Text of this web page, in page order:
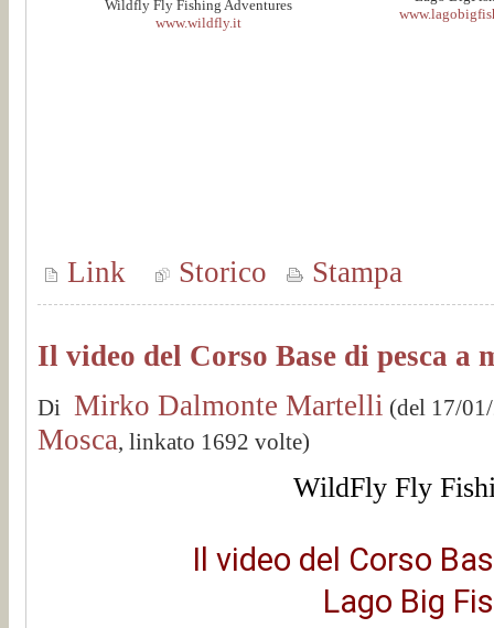
Wildfly Fly Fishing Adventures
www.wildfly.it
Link Storico Stampa
Il video del Corso Base di pesca a
Di Mirko Dalmonte Martelli (del 17/
Mosca, linkato 1692 volte)
WildFly Fly
Il video del Corso
Lago Big